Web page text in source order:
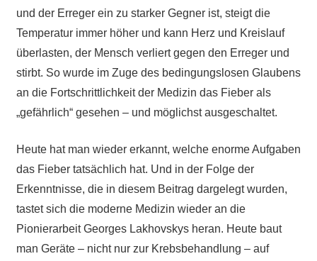
und der Erreger ein zu starker Gegner ist, steigt die
Temperatur immer höher und kann Herz und Kreislauf
überlasten, der Mensch verliert gegen den Erreger und
stirbt. So wurde im Zuge des bedingungslosen Glaubens
an die Fortschrittlichkeit der Medizin das Fieber als
„gefährlich“ gesehen – und möglichst ausgeschaltet.
Heute hat man wieder erkannt, welche enorme Aufgaben
das Fieber tatsächlich hat. Und in der Folge der
Erkenntnisse, die in diesem Beitrag dargelegt wurden,
tastet sich die moderne Medizin wieder an die
Pionierarbeit Georges Lakhovskys heran. Heute baut
man Geräte – nicht nur zur Krebsbehandlung – auf